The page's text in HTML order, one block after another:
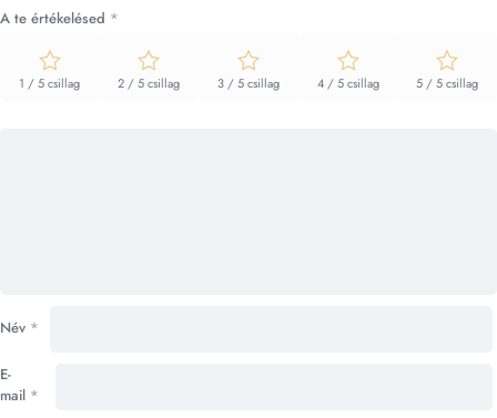
A te értékelésed *
1 / 5 csillag 2 / 5 csillag 3 / 5 csillag 4 / 5 csillag 5 / 5 csillag
Név *
E-
mail *